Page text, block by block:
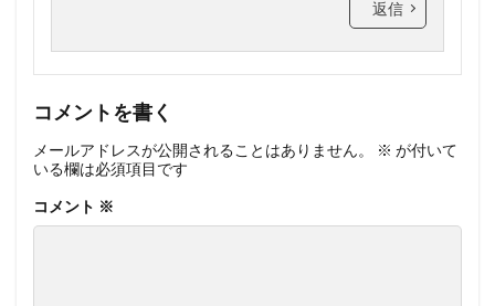
返信
コメントを書く
メールアドレスが公開されることはありません。 ※ が付いて
いる欄は必須項目です
コメント ※